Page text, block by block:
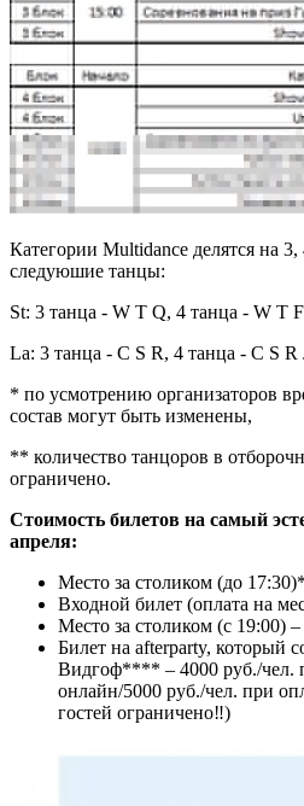
Категории Multidance делятся на
следуюшие танцы:
St: 3 танца - W T Q, 4 танца - W T
La: 3 танца - C S R, 4 танца - C S R
* по усмотрению организаторов
состав могут быть изменены,
** количество танцоров в
ограничено.
Стоимость билетов на самый
апреля:
Место за столиком (до
Входной билет (оплата на
Место за столиком (с 19:00)
Билет на afterparty, который
Видгоф**** – 4000 руб./чел.
онлайн/5000 руб./чел. при
гостей ограничено‼️)